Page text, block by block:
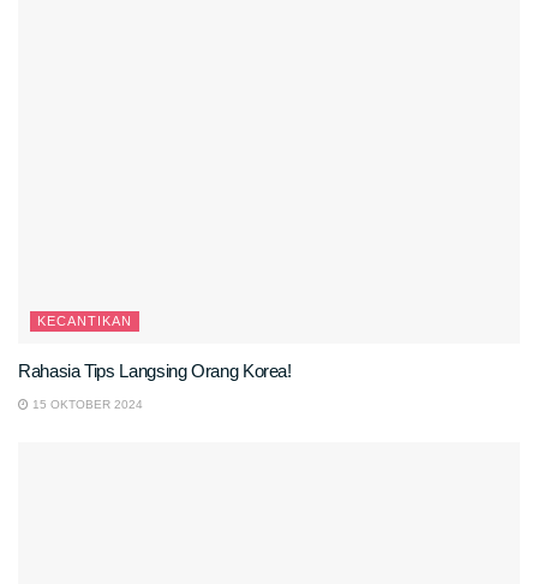
KECANTIKAN
Rahasia Tips Langsing Orang Korea!
15 OKTOBER 2024